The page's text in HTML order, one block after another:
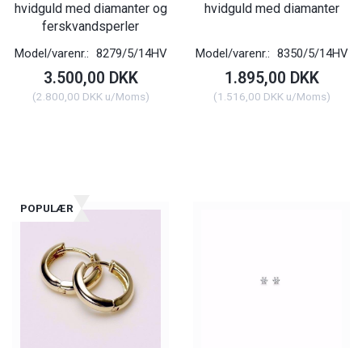
hvidguld med diamanter og
ferskvandsperler
Model/varenr.: 8279/5/14HV
3.500,00 DKK
(2.800,00 DKKu/Moms)
hvidguld med diamanter
Model/varenr.: 8350/5/14HV
1.895,00 DKK
(1.516,00 DKKu/Moms)
POPULÆR